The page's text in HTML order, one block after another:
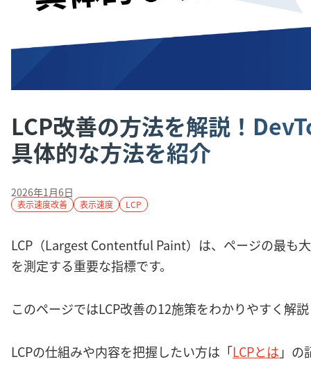
LCP改善の方法を解説！
具体的な方法を紹介
2026年1月6日
表示速度改善 表示速度 LCP
LCP（Largest Contentful Paint）は、ページの最も
を測定する重要な指標です。
このページではLCP改善の12施策をわかりやすく解
LCPの仕組みや内容を把握したい方は「LCPとは 」の